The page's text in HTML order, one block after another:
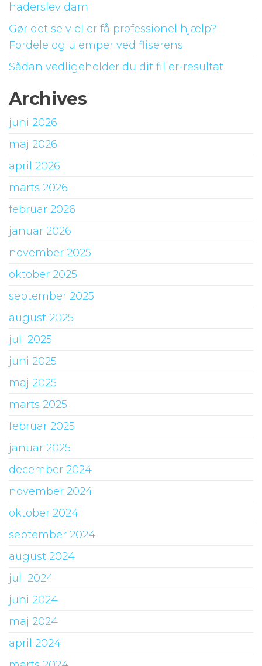
haderslev dam
Gør det selv eller få professionel hjælp?
Fordele og ulemper ved fliserens
Sådan vedligeholder du dit filler-resultat
Archives
juni 2026
maj 2026
april 2026
marts 2026
februar 2026
januar 2026
november 2025
oktober 2025
september 2025
august 2025
juli 2025
juni 2025
maj 2025
marts 2025
februar 2025
januar 2025
december 2024
november 2024
oktober 2024
september 2024
august 2024
juli 2024
juni 2024
maj 2024
april 2024